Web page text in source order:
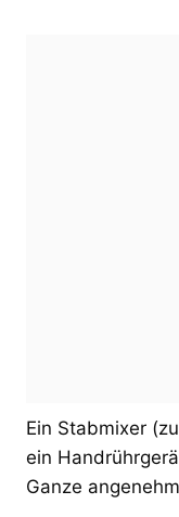
Ein Stabmixer
ein
Ganze